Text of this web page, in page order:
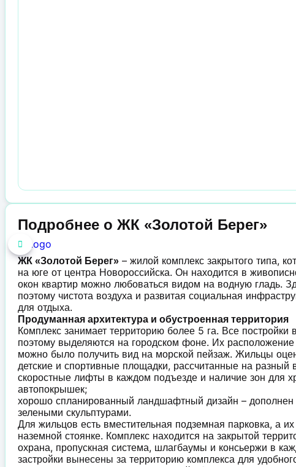
Подробнее о ЖК «Золотой Берег»
ЖК «Золотой Берег» – жилой комплекс закрытого типа,
на юге от центра Новороссийска. Он находится в
окон квартир можно любоваться видом на водную гладь.
поэтому чистота воздуха и развитая социальная
для отдыха.
Продуманная архитектура и обустроенная территория
Комплекс занимает территорию более 5 га. Все
поэтому выделяются на городском фоне. Их
можно было получить вид на морской пейзаж. Жильцы
детские и спортивные площадки, рассчитанные на разный
скоростные лифты в каждом подъезде и наличие зон для
автопокрышек;
хорошо спланированный ландшафтный дизайн –
зелеными скульптурами.
Для жильцов есть вместительная подземная парковка, а
наземной стоянке. Комплекс находится на закрытой
охрана, пропускная система, шлагбаумы и консьержи в
застройки вынесены за территорию комплекса для